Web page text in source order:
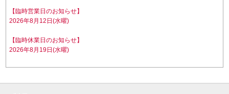
【臨時営業日のお知らせ】
2026年8月12日(水曜)
【臨時休業日のお知らせ】
2026年8月19日(水曜)